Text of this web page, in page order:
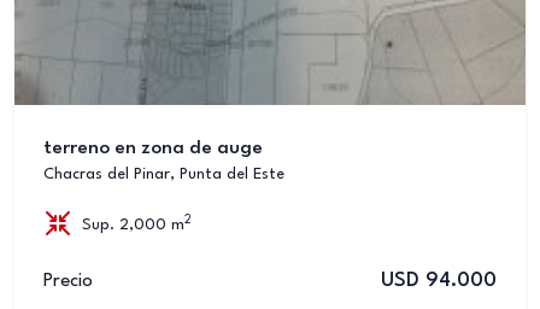
terreno en zona de auge
Chacras del Pinar, Punta del Este
Sup. 2,000 m 2
Precio USD 94.000